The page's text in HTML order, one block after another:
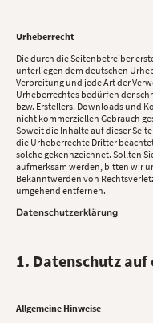
Urheberrecht
Die durch die Seitenbetreiber
unterliegen dem deutschen
Verbreitung und jede Art der
Urheberrechtes bedürfen der
bzw. Erstellers. Downloads und
nicht kommerziellen Gebrauch
Soweit die Inhalte auf dieser
die Urheberrechte Dritter
solche gekennzeichnet. Sollten
aufmerksam werden, bitten wir
Bekanntwerden von
umgehend entfernen.
Datenschutzerklärung
1. Datenschutz auf
Allgemeine Hinweise